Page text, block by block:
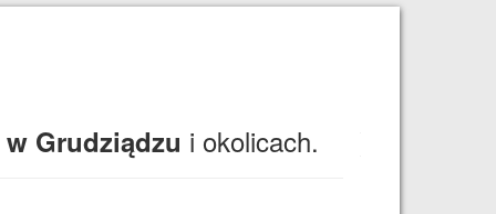
Grudziądzu i okolicach.